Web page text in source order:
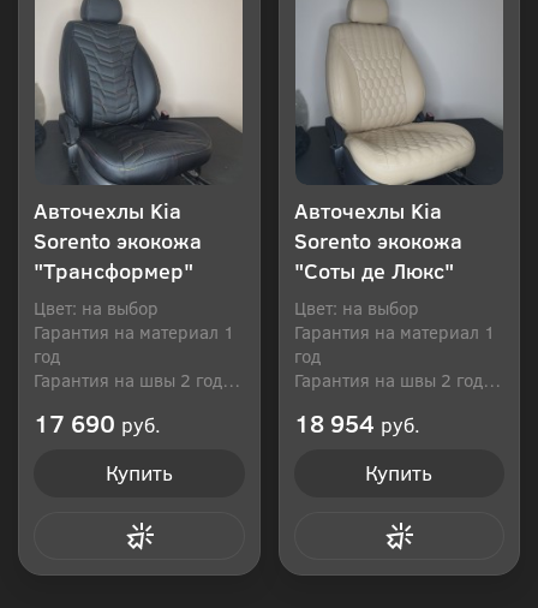
Авточехлы Kia
Sorento экокожа
"Трансформер"
Цвет: на выбор
Гарантия на материал 1
год
Гарантия на швы 2 года
17 690 руб.
Купить
Авточехлы Kia
Sorento экокожа
"Соты де Люкс"
Цвет: на выбор
Гарантия на материал 1
год
Гарантия на швы 2 года
18 954 руб.
Купить